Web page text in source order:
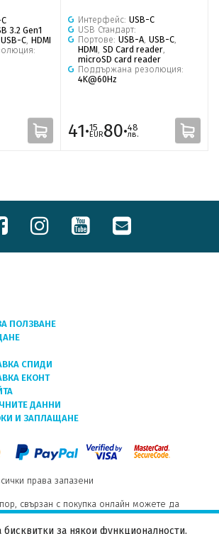
3.2 Gen1
USB-C HDMI
Интерфейс: USB-C
USB Стандарт:
Портове: USB-A USB-C
HDMI SD Card reader
microSD card reader
Поддържана резолюция:
4K@60Hz
41·15
EUR80·48
лв.
ПОЛЗВАНЕ
СПИДИ
ЕКОНТ
ДАННИ
И ЗАПЛАЩАНЕ
права запазени
свързан с покупка онлайн можете да
бисквитки за някои функционалности.